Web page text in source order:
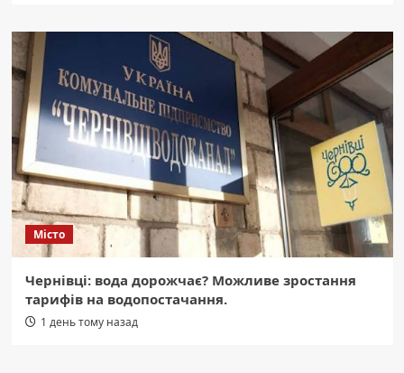
Місто
Чернівці: вода дорожчає? Можливе зростання
тарифів на водопостачання.
1 день тому назад